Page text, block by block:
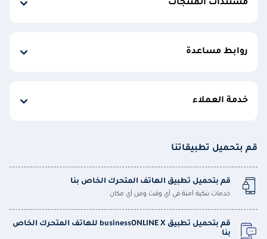
مستندات المنتجات
روابط مساعدة
خدمة العملاء
قم بتحميل تطبيقاتنا
قم بتحميل تطبيق الهاتف المتحرك الخاص بنا
خدمات بنكية آمنة في أي وقت ومن أي مكان
قم بتحميل تطبيق businessONLINE X للهاتف المتحرك الخاص
بنا